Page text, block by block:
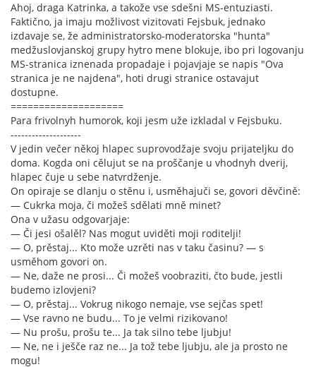
Ahoj, draga Katrinka, a takože vse sdešni MS-entuziasti.
Faktično, ja imaju možlivost vizitovati Fejsbuk, jednako
izdavaje se, že administratorsko-moderatorska "hunta"
medžuslovjanskoj grupy hytro mene blokuje, ibo pri logovanju
MS-stranica iznenada propadaje i pojavjaje se napis "Ova
stranica je ne najdena", hoti drugi stranice ostavajut
dostupne.
====================
Para frivolnyh humorok, koji jesm uže izkladal v Fejsbuku.
--------------------
V jedin večer někoj hlapec suprovodžaje svoju prijateljku do
doma. Kogda oni cělujut se na proščanje u vhodnyh dverij,
hlapec čuje u sebe natvrdženje.
On opiraje se dlanju o stěnu i, usměhajuči se, govori děvčině:
— Cukrka moja, či možeš sdělati mně minet?
Ona v užasu odgovarjaje:
— Či jesi ošalěl? Nas mogut uviděti moji roditelji!
— O, prěstaj... Kto može uzrěti nas v taku časinu? — s
usměhom govori on.
— Ne, daže ne prosi... Či možeš voobraziti, čto bude, jestli
budemo izlovjeni?
— O, prěstaj... Vokrug nikogo nemaje, vse sejčas spet!
— Vse ravno ne budu... To je velmi rizikovano!
— Nu prošu, prošu te... Ja tak silno tebe ljubju!
— Ne, ne i ješče raz ne... Ja tož tebe ljubju, ale ja prosto ne
mogu!